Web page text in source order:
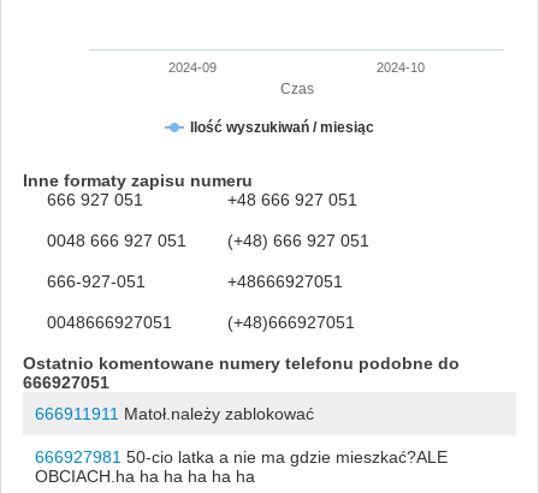
Czas
Ilość wyszukiwań / miesiąc
2024-09 2024-10
Inne formaty zapisu numeru
666 927 051
+48 666 927 051
0048 666 927 051 (+48) 666 927 051
666-927-051 +48666927051
0048666927051 (+48)666927051
Ostatnio komentowane numery telefonu podobne do
666927051
666911911 Matoł.należy zablokować
666927981 50-cio latka a nie ma gdzie mieszkać?ALE
OBCIACH.ha ha ha ha ha ha